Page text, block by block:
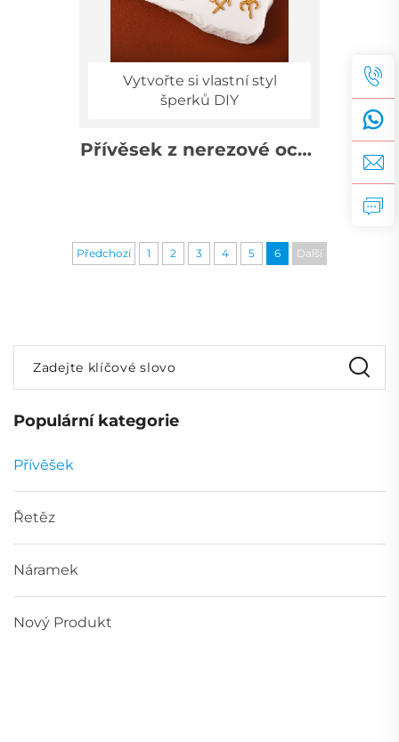
Vytvořte si vlastní styl
šperků DIY
Přívěsek z nerezové oceli
narozeniny,
Předchozí 1 2 3 4 5 6 Další
Zadejte klíčové slovo
Populární kategorie
Přívěšek
Řetěz
Náramek
Nový Produkt